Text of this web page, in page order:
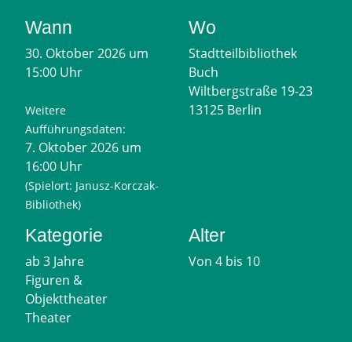
Wann
30. Oktober 2026 um
15:00 Uhr
Weitere
Aufführungsdaten:
7. Oktober 2026 um
16:00 Uhr
(Spielort: Janusz-Korczak-
Bibliothek)
Wo
Stadtteilbibliothek
Buch
Wiltbergstraße 19-23
13125 Berlin
Kategorie
ab 3 Jahre
Figuren &
Objekttheater
Theater
Alter
Von 4 bis 10